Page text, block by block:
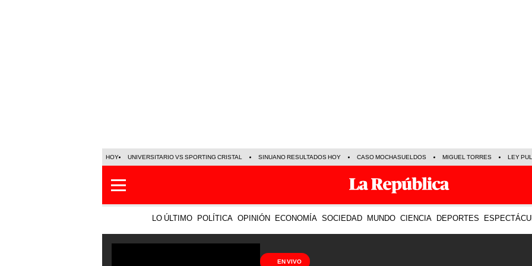
HOY UNIVERSITARIO VS SPORTING CRISTAL SINUANO RESULTADOS HOY CASO MOCHASUELDOS MIGUEL TORRES LEY
LO ÚLTIMO POLÍTICA OPINIÓN ECONOMÍA SOCIEDAD MUNDO CIENCIA DEPORTES
EN VIVO